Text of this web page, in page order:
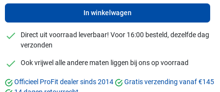
In winkelwagen
checkmark
Direct uit voorraad leverbaar! Voor 16:00 besteld, dezelfde dag
verzonden
checkmark
Ook vrijwel alle andere maten liggen bij ons op voorraad
Officieel ProFit dealer sinds 2014
Gratis verzending vanaf €145